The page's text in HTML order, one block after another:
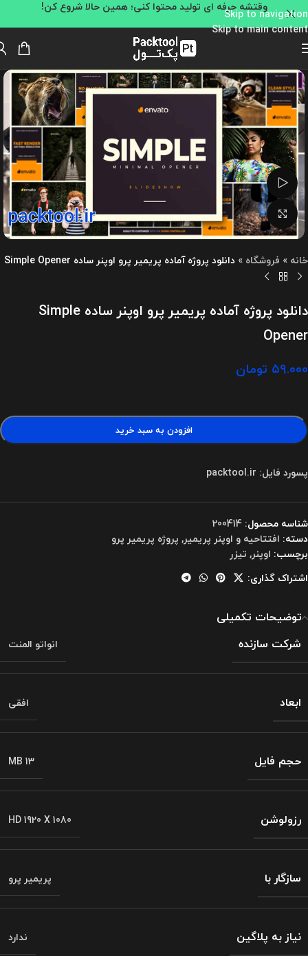
Skip to navigation
Skip to main content
وقتشه حرفه ای تولید محتوا کنی؛ همین حالا شروع کن!
تماشای ویدئو
بزرگنمایی تصویر
خانه » فروشگاه » دانلود پروژه آماده پریمیر پرو اوپنر ساده Simple Opener
دانلود پروژه آماده پریمیر پرو اوپنر ساده Simple
Opener
۵۹.۰۰۰ تومان
افزودن به سبد خرید
پسورد فایل: packtool.ir
شناسه محصول: 200414
دسته: افتتاحیه و اوپنر پریمیر, پروژه پریمیر پرو
برچسب: اوپنر, تیزر
اشتراک گذاری:
توضیحات تکمیلی
شرکت سازنده
انواتو المنت
ابعاد افقی
حجم فایل MB 13
رزولوشن HD 1920 X 1080
سازگار با پریمیر پرو
نیاز به پلاگین ندارد